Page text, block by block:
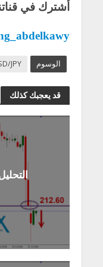
أشترك في
الوسوم JPY
قد يعجبك كذلك